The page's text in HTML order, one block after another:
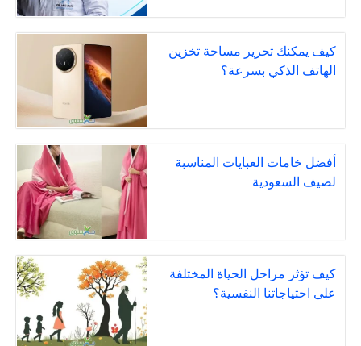
كيف يمكنك تحرير مساحة تخزين
الهاتف الذكي بسرعة؟
أفضل خامات العبايات المناسبة
لصيف السعودية
كيف تؤثر مراحل الحياة المختلفة
على احتياجاتنا النفسية؟